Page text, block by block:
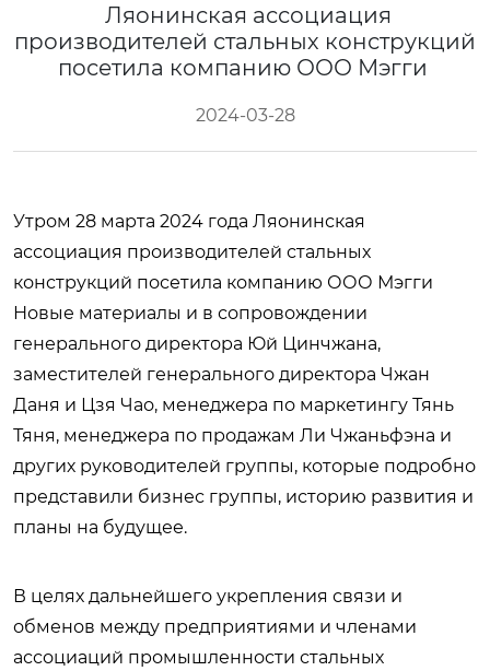
Ляонинская ассоциация
производителей стальных конструкций
посетила компанию ООО Мэгги
2024-03-28
Утром 28 марта 2024 года Ляонинская
ассоциация производителей стальных
конструкций посетила компанию ООО Мэгги
Новые материалы и в сопровождении
генерального директора Юй Цинчжана,
заместителей генерального директора Чжан
Даня и Цзя Чао, менеджера по маркетингу Тянь
Тяня, менеджера по продажам Ли Чжаньфэна и
других руководителей группы, которые подробно
представили бизнес группы, историю развития и
планы на будущее.
В целях дальнейшего укрепления связи и
обменов между предприятиями и членами
ассоциаций промышленности стальных